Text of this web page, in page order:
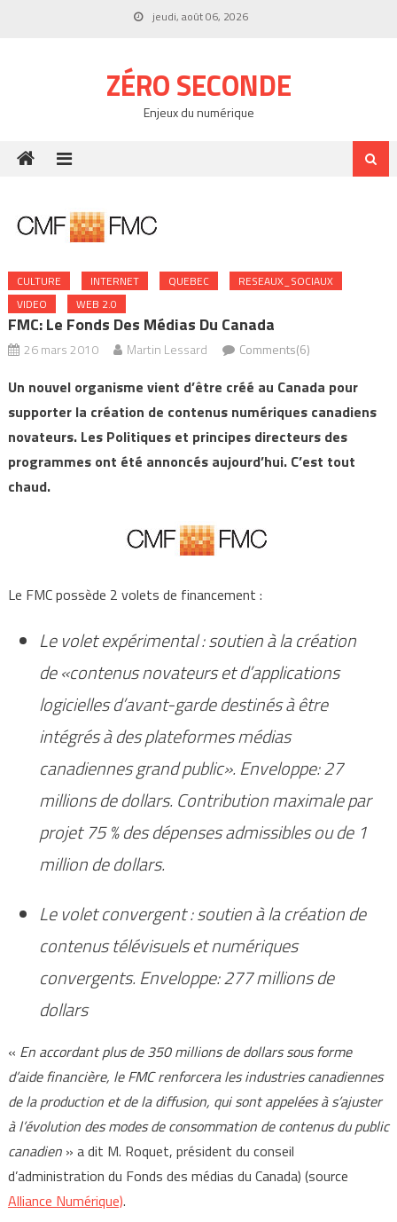
jeudi, août 06, 2026
ZÉRO SECONDE
Enjeux du numérique
CULTURE INTERNET QUEBEC
RESEAUX_SOCIAUX
VIDEO
WEB 2.0
FMC: Le Fonds Des Médias Du Canada
26 mars 2010 Martin Lessard Comments(6)
Un nouvel organisme vient d’être créé au Canada pour
supporter la création de contenus numériques canadiens
novateurs. Les Politiques et principes directeurs des
programmes ont été annoncés aujourd’hui. C’est tout
chaud.
Le FMC possède 2 volets de financement :
Le volet expérimental : soutien à la création
de «contenus novateurs et d’applications
logicielles d’avant-garde destinés à être
intégrés à des plateformes médias
canadiennes grand public». Enveloppe: 27
millions de dollars. Contribution maximale par
projet 75 % des dépenses admissibles ou de 1
million de dollars.
Le volet convergent : soutien à la création de
contenus télévisuels et numériques
convergents. Enveloppe: 277 millions de
dollars
« En accordant plus de 350 millions de dollars sous forme
d’aide financière, le FMC renforcera les industries canadiennes
de la production et de la diffusion, qui sont appelées à s’ajuster
à l’évolution des modes de consommation de contenus du public
canadien» a dit M. Roquet, président du conseil
d’administration du Fonds des médias du Canada) (source
Alliance Numérique).